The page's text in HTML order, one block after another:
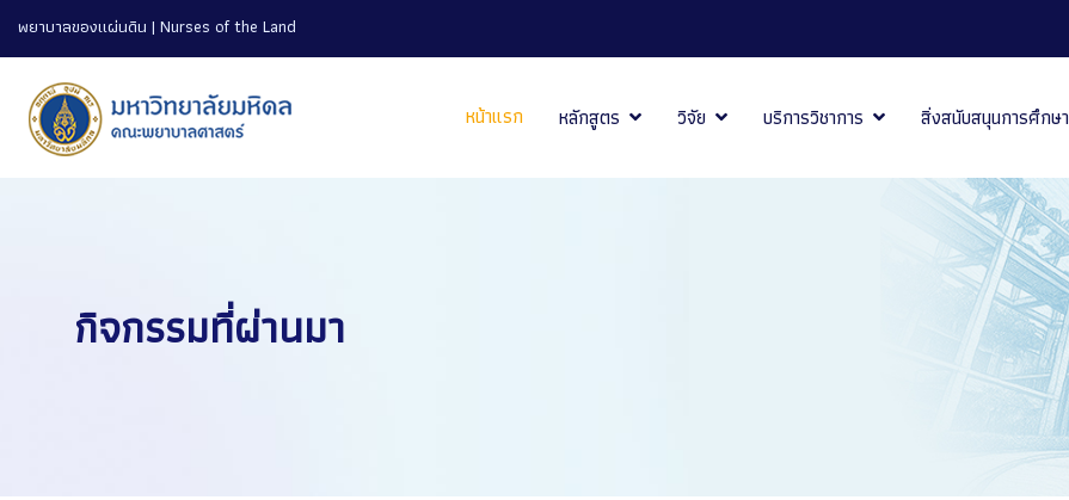
พยาบาลของแผ่นดิน | Nurses of the Land
หน้าแรก หลักสูตร วิจัย บริการวิชาการ สิ่งสนับสนุนการศึกษา
กิจกรรมที่ผ่านมา